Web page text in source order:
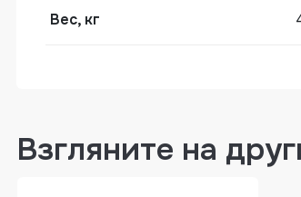
Вес, кг
Взгляните на